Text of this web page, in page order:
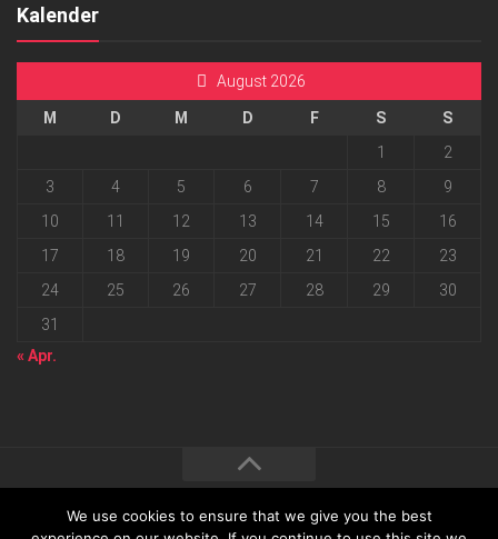
Kalender
August 2026
M D M D F S
S
1
2
3
4 5 6 7 8
9
10
11 12 13 14 15
16
17
18 19 20 21 22
23
24
25 26 27 28 29
30
31
« Apr.
We use cookies to ensure that we give you the best